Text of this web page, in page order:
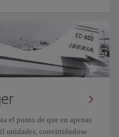
el punto de que en apenas
unidades, convirtiéndose